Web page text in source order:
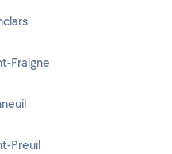
Fraigne
Preuil